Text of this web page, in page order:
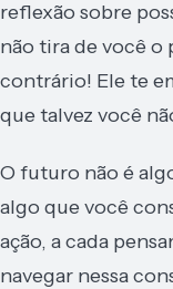
reflexão sobre
não tira de você o
contrário! Ele te
que talvez você
O futuro não é
algo que você
ação, a cada
navegar nessa